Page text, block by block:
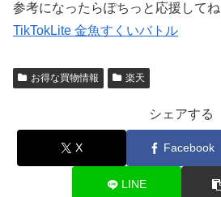
参考になったらぽちっと応援してね
TikTokLite 金魚すくいバトル
お得な買物情報 楽天
シェアする
X Facebook
LINE